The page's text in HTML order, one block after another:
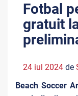
Fotbal
gratuit
24 iul 2024 de
Beach Soccer